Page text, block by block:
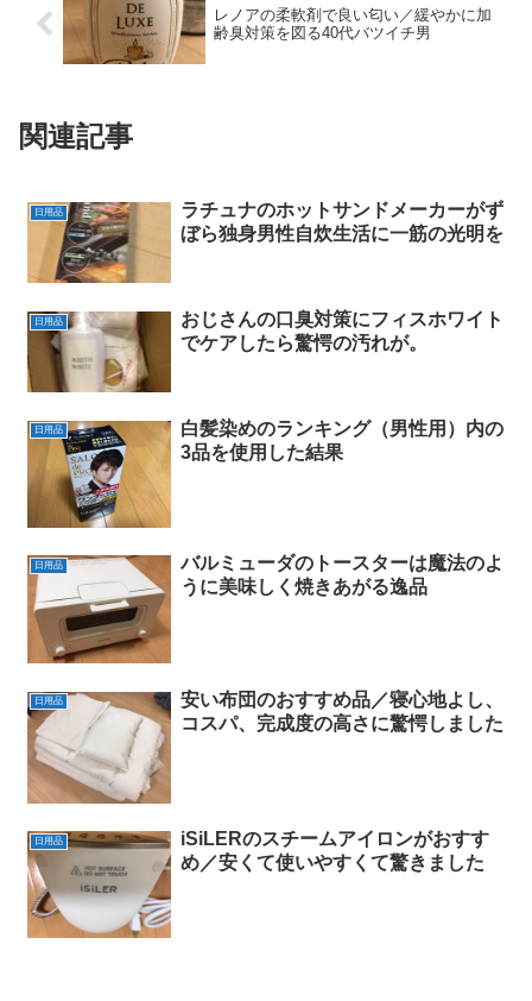
レノアの柔軟剤で良い匂い／緩やかに加
齢臭対策を図る40代バツイチ男
関連記事
日用品
ラチュナのホットサンドメーカーがず
ぼら独身男性自炊生活に一筋の光明を
日用品
おじさんの口臭対策にフィスホワイト
でケアしたら驚愕の汚れが。
日用品
白髪染めのランキング（男性用）内の
3品を使用した結果
日用品
バルミューダのトースターは魔法のよ
うに美味しく焼きあがる逸品
日用品
安い布団のおすすめ品／寝心地よし、
コスパ、完成度の高さに驚愕しました
日用品
iSiLERのスチームアイロンがおすす
め／安くて使いやすくて驚きました